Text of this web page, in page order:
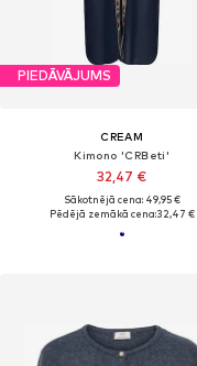
PIEDĀVĀJUMS
CREAM
Kimono 'CRBeti'
32,47 €
Sākotnējā cena: 49,95 €
Pēdējā zemākā cena:32,47 €